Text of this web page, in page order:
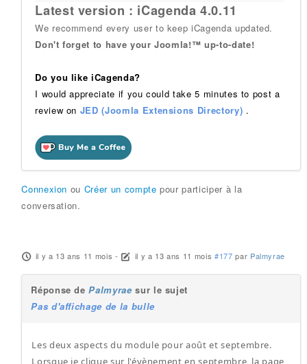
Latest version : iCagenda 4.0.11
We recommend every user to keep iCagenda updated.
Don't forget to have your Joomla!™ up-to-date!
Do you like iCagenda?
I would appreciate if you could take 5 minutes to post a
review on JED (Joomla Extensions Directory) .
Connexion ou Créer un compte pour participer à la
conversation.
il y a 13 ans 11 mois - il y a 13 ans 11 mois #177 par Palmyrae
Réponse dePalmyrae sur le sujet
Pas d'affichage de la bulle
Les deux aspects du module pour août et septembre.
Lorsque je clique sur l'évènement en septembre, la page